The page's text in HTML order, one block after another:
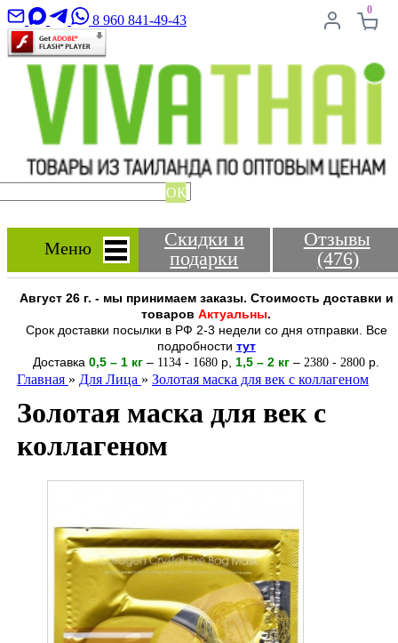
8 960 841-49-43
0
ОК
Меню
Скидки и
подарки
Отзывы
(476)
Август 26 г. - мы принимаем заказы. Стоимость доставки и
товаров Актуальны.
Срок доставки посылки в РФ 2-3 недели со дня отправки. Все
подробности тут
Доставка 0,5 – 1 кг – 1134 - 1680 р 1,5 – 2 кг – 2380 - 2800 р.
Главная » Для Лица » Золотая маска для век с коллагеном
Золотая маска для век с
коллагеном